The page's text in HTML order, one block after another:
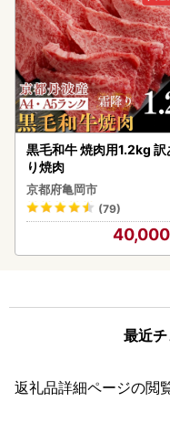
黒毛和牛 焼肉用1.2kg 訳
り焼肉
京都府亀岡市
(79)
40,000
最近
返礼品詳細ページの閲